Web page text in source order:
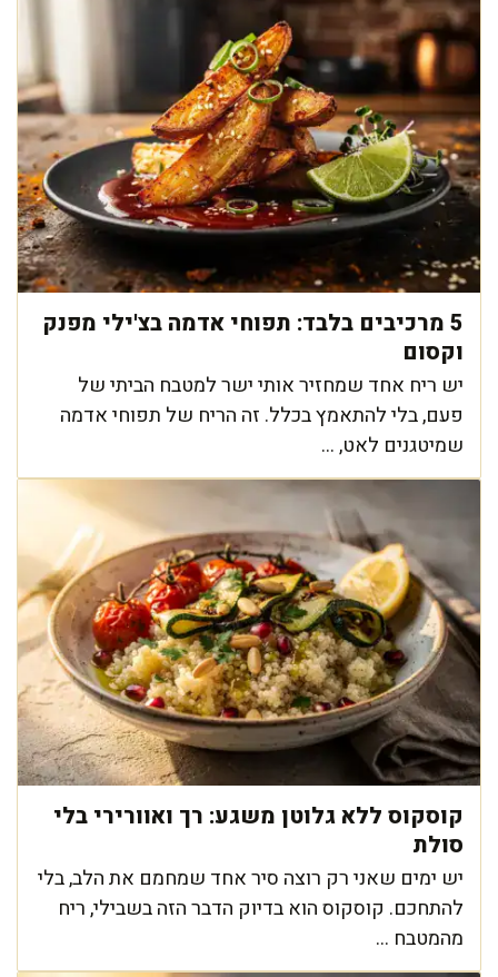
5 מרכיבים בלבד: תפוחי אדמה בצ'ילי מפנק
וקסום
יש ריח אחד שמחזיר אותי ישר למטבח הביתי של
פעם, בלי להתאמץ בכלל. זה הריח של תפוחי אדמה
שמיטגנים לאט, ...
קוסקוס ללא גלוטן משגע: רך ואוורירי בלי
סולת
יש ימים שאני רק רוצה סיר אחד שמחמם את הלב, בלי
להתחכם. קוסקוס הוא בדיוק הדבר הזה בשבילי, ריח
מהמטבח ...